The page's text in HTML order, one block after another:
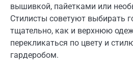
вышивкой, пайетками или
Стилисты советуют выбирать
тщательно, как и верхнюю
перекликаться по цвету и
гардеробом.